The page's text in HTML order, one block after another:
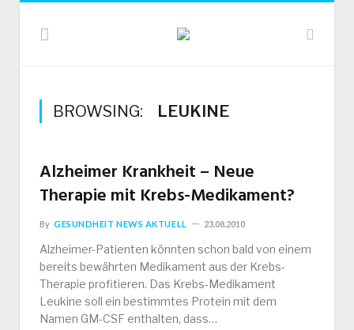
BROWSING: LEUKINE
Alzheimer Krankheit – Neue
Therapie mit Krebs-Medikament?
By GESUNDHEIT NEWS AKTUELL 23.08.2010
Alzheimer-Patienten könnten schon bald von einem
bereits bewährten Medikament aus der Krebs-
Therapie profitieren. Das Krebs-Medikament
Leukine soll ein bestimmtes Protein mit dem
Namen GM-CSF enthalten, dass…